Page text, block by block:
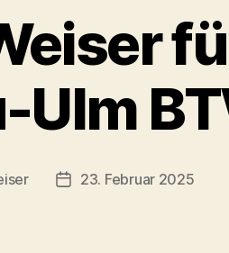
Ulm
Beitragsdatum
23. Februar 2025